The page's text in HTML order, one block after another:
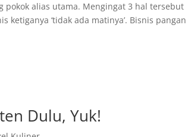
pokok alias utama. Mengingat 3 hal tersebut
‘tidak ada matinya’. Bisnis pangan
Dulu, Yuk!